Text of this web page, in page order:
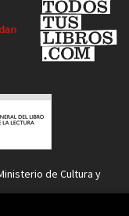
de Cultura y